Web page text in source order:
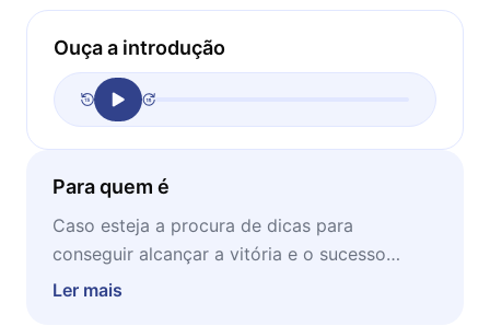
Ouça a introdução
Para quem é
Caso esteja a procura de dicas para
conseguir alcançar a vitória e o sucesso
profissional, este livro pode te ajudar nesse
Ler mais